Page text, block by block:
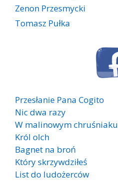
Zenon Przesmycki
Tomasz Pułka
Przesłanie Pana Cogito
Nic dwa razy
W malinowym chruśniaku
Król olch
Bagnet na broń
Który skrzywdziłeś
List do ludożerców